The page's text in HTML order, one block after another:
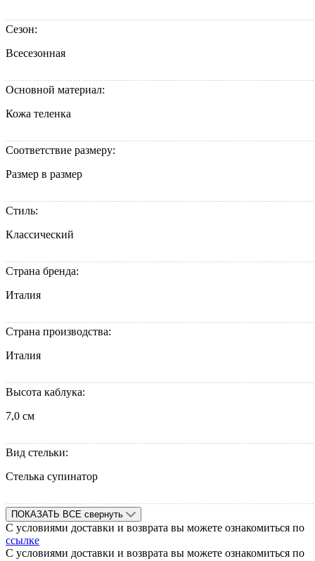
Сезон:
Всесезонная
Основной материал:
Кожа теленка
Соответствие размеру:
Размер в размер
Стиль:
Классический
Страна бренда:
Италия
Страна производства:
Италия
Высота каблука:
7,0 см
Вид стельки:
Стелька супинатор
ПОКАЗАТЬ ВСЕ свернуть
С условиями доставки и возврата вы можете ознакомиться по
ссылке
С условиями доставки и возврата вы можете ознакомиться по